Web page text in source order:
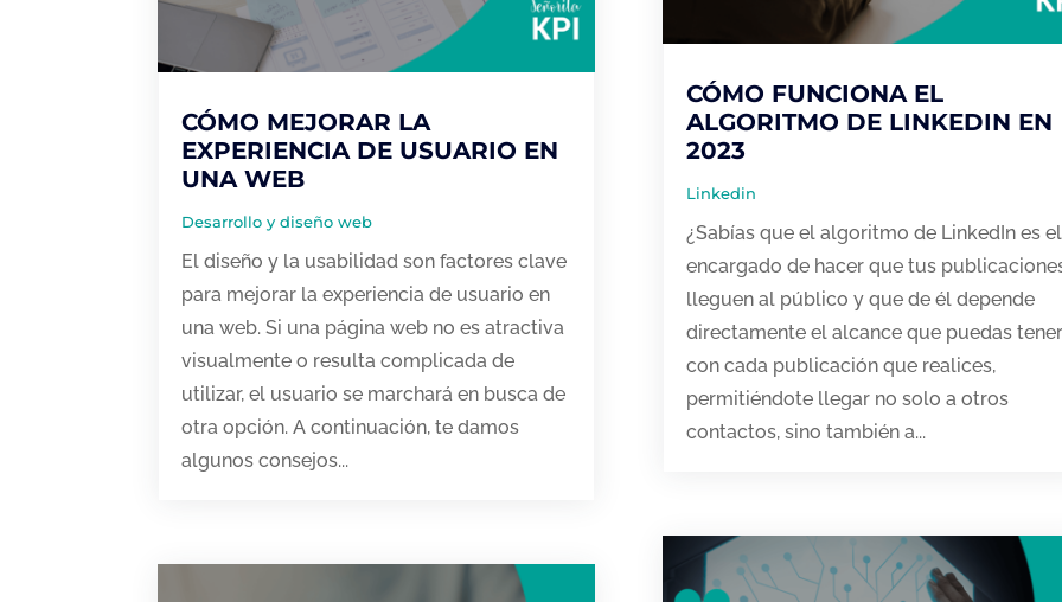
CÓMO MEJORAR LA
EXPERIENCIA DE USUARIO EN
UNA WEB
Desarrollo y diseño web
El diseño y la usabilidad son factores clave
para mejorar la experiencia de usuario en
una web. Si una página web no es atractiva
visualmente o resulta complicada de
utilizar, el usuario se marchará en busca de
otra opción. A continuación, te damos
algunos consejos...
CÓMO FUNCIONA EL
ALGORITMO DE LINKEDIN EN
2023
Linkedin
¿Sabías que el algoritmo de LinkedIn es el
encargado de hacer que tus
lleguen al público y que de él depende
directamente el alcance que puedas tener
con cada publicación que realices,
permitiéndote llegar no solo a otros
contactos, sino también a...